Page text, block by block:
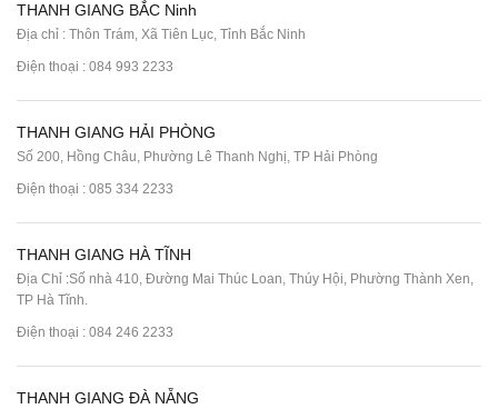
THANH GIANG BẮC Ninh
Địa chỉ : Thôn Trám, Xã Tiên Lục, Tỉnh Bắc Ninh
Điện thoại : 084 993 2233
THANH GIANG HẢI PHÒNG
Số 200, Hồng Châu, Phường Lê Thanh Nghị, TP Hải Phòng
Điện thoại : 085 334 2233
THANH GIANG HÀ TĨNH
Địa Chỉ :Số nhà 410, Đường Mai Thúc Loan, Thúy Hội, Phường Thành Xen,
TP Hà Tĩnh.
Điện thoại : 084 246 2233
THANH GIANG ĐÀ NẴNG